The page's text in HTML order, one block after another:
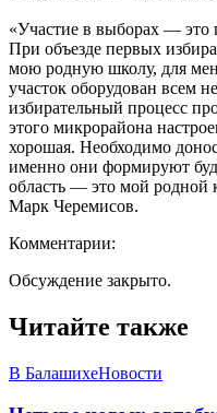
«Участие в выборах — это
При объезде первых
мою родную школу, для
участок оборудован всем
избирательный процесс
этого микрорайона
хорошая. Необходимо
именно они формируют
область — это мой родной
Марк Черемисов.
Комментарии:
Обсуждение закрыто.
Читайте также
В БалашихеНовости